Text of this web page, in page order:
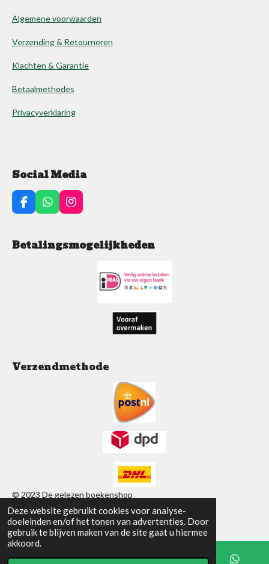
Deze website gebruikt cookies voor analyse-
doeleinden en/of het tonen van advertenties. Door
gebruik te blijven maken van de site gaat u hiermee
akkoord.
Algemene voorwaarden
Verzending & Retourneren
Klachten & Garantie
Betaalmethodes
Privacyverklaring
Social Media
F
a
e
b
W
h
t
s
I
n
a
Betalingsmogelijkheden
Verzendmethode
© 2023 De gelezen boekenshop
Powered byJouwWeb